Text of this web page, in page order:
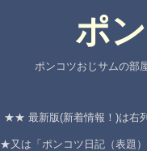
ポ
ポンコツおじサムの部
★★ 最新版(新着情報！)は右
★又は「ポンコツ日記（表題